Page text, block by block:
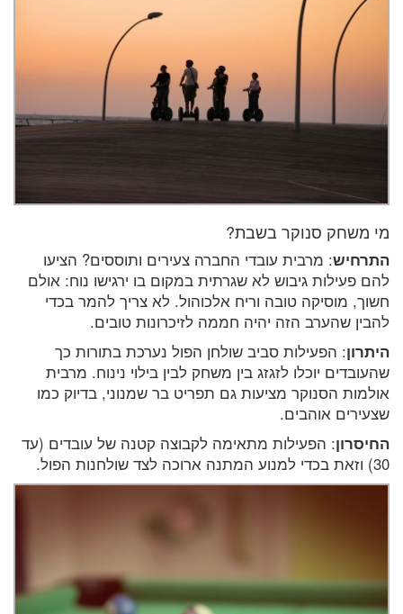
מי משחק סנוקר בשבת?
התרחיש: מרבית עובדי החברה צעירים ותוססים? הציעו
להם פעילות גיבוש לא שגרתית במקום בו ירגישו נוח: אולם
חשוך, מוסיקה טובה וריח אלכוהול. לא צריך להמר בכדי
להבין שהערב הזה יהיה חממה לזיכרונות טובים.
היתרון: הפעילות סביב שולחן הפול נערכת בתורות כך
שהעובדים יוכלו לזגזג בין משחק לבין בילוי נינוח. מרבית
אולמות הסנוקר מציעות גם תפריט בר שמנוני, בדיוק כמו
שצעירים אוהבים.
החיסרון: הפעילות מתאימה לקבוצה קטנה של עובדים (עד
30) וזאת בכדי למנוע המתנה ארוכה לצד שולחנות הפול.